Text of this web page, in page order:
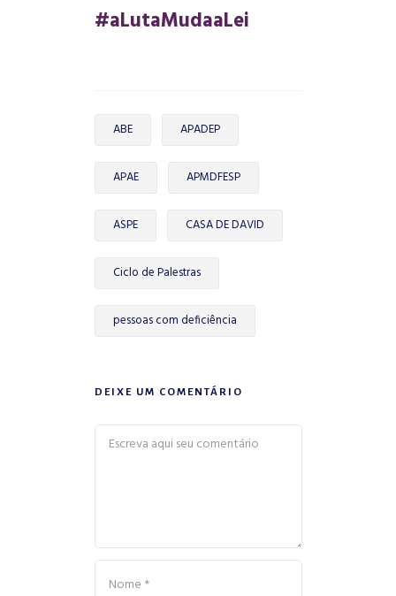
#aLutaMudaaLei
ABE APADEP
APAE APMDFESP
ASPE CASA DE DAVID
Ciclo de Palestras
pessoas com deficiência
DEIXE UM COMENTÁRIO